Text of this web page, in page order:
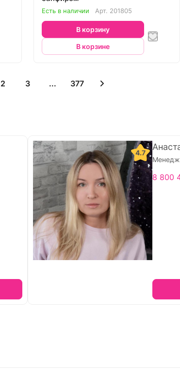
Есть в наличии Арт. 201805
В корзину
В корзине
2 3 ... 377
4.7
8 800